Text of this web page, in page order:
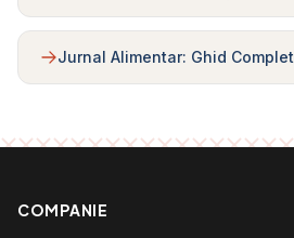
Jurnal Alimentar: Ghid Complet
COMPANIE